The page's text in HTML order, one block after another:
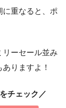
に重なると、ポ
リーセール並み
りますよ！
チェック／